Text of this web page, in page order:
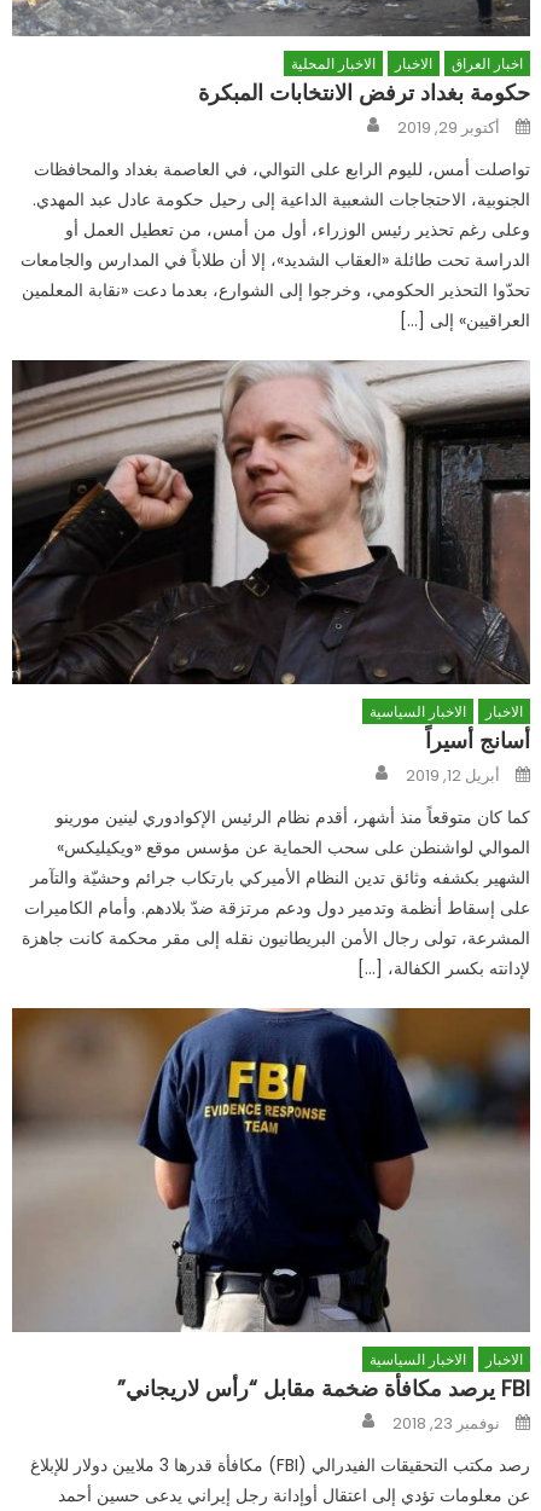
اخبار العراق الاخبار الاخبار المحلية
حكومة بغداد ترفض الانتخابات المبكرة
Posted
onأكتوبر 29, 2019
تواصلت أمس، لليوم الرابع على التوالي، في العاصمة بغداد والمحافظات
الجنوبية، الاحتجاجات الشعبية الداعية إلى رحيل حكومة عادل عبد المهدي.
وعلى رغم تحذير رئيس الوزراء، أول من أمس، من تعطيل العمل أو
الدراسة تحت طائلة «العقاب الشديد»، إلا أن طلاباً في المدارس والجامعات
تحدّوا التحذير الحكومي، وخرجوا إلى الشوارع، بعدما دعت «نقابة المعلمين
العراقيين» إلى […]
الاخبار الاخبار السياسية
أسانج أسيراً
Posted
onأبريل 12, 2019
كما كان متوقعاً منذ أشهر، أقدم نظام الرئيس الإكوادوري لينين مورينو
الموالي لواشنطن على سحب الحماية عن مؤسس موقع «ويكيليكس»
الشهير بكشفه وثائق تدين النظام الأميركي بارتكاب جرائم وحشيّة والتآمر
على إسقاط أنظمة وتدمير دول ودعم مرتزقة ضدّ بلادهم. وأمام الكاميرات
المشرعة، تولى رجال الأمن البريطانيون نقله إلى مقر محكمة كانت جاهزة
لإدانته بكسر الكفالة، […]
الاخبار الاخبار السياسية
FBI يرصد مكافأة ضخمة مقابل “رأس لاريجاني”
Posted
onنوفمبر 23, 2018
رصد مكتب التحقيقات الفيدرالي (FBI) مكافأة قدرها 3 ملايين دولار للإبلاغ
عن معلومات تؤدي إلى اعتقال أوإدانة رجل إيراني يدعى حسين أحمد